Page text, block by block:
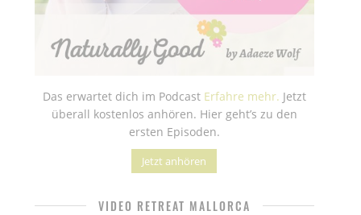
Das erwartet dich im Podcast Erfahre mehr. Jetzt
überall kostenlos anhören. Hier geht’s zu den
ersten Episoden.
Jetzt anhören
VIDEO RETREAT MALLORCA